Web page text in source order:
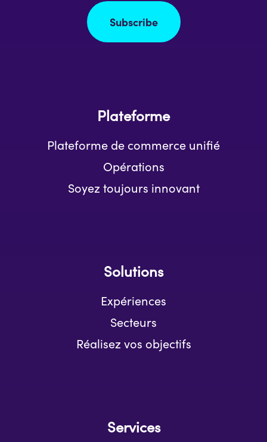
Subscribe
Plateforme
Plateforme de commerce unifié
Opérations
Soyez toujours innovant
Solutions
Expériences
Secteurs
Réalisez vos objectifs
Services